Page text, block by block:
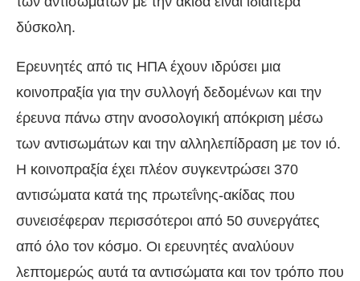
δύσκολη.
Ερευνητές από τις ΗΠΑ έχουν ιδρύσει μια
κοινοπραξία για την συλλογή δεδομένων και την
έρευνα πάνω στην ανοσολογική απόκριση μέσω
των αντισωμάτων και την αλληλεπίδραση με τον ιό.
Η κοινοπραξία έχει πλέον συγκεντρώσει 370
αντισώματα κατά της πρωτεΐνης-ακίδας που
συνεισέφεραν περισσότεροι από 50 συνεργάτες
από όλο τον κόσμο. Οι ερευνητές αναλύουν
λεπτομερώς αυτά τα αντισώματα και τον τρόπο που